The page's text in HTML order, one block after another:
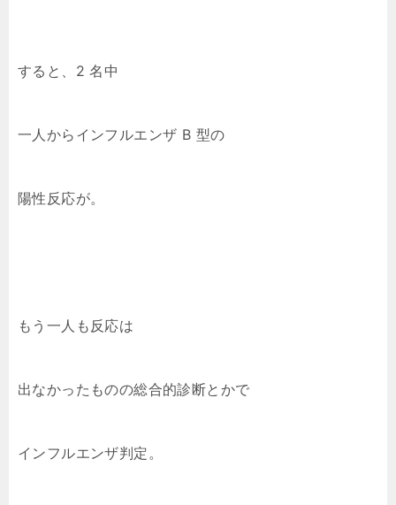
すると、2 名中
一人からインフルエンザ B 型の
陽性反応が。
もう一人も反応は
出なかったものの総合的診断とかで
インフルエンザ判定。